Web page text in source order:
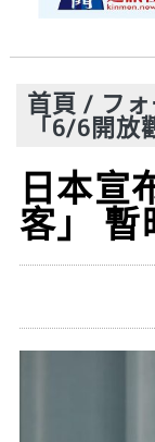
首頁 / フ
「6/6開
日本宣
客」 暫